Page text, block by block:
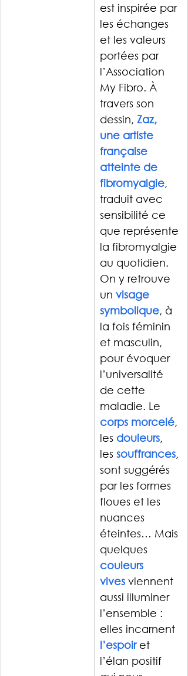
est inspirée par
les échanges
et les valeurs
portées par
l’Association
My Fibro. À
travers son
dessin, Zaz,
une artiste
française
atteinte de
fibromyalgie,
traduit avec
sensibilité ce
que représente
la fibromyalgie
au quotidien.
On y retrouve
un visage
symbolique, à
la fois féminin
et masculin,
pour évoquer
l’universalité
de cette
maladie. Le
corps morcelé,
les douleurs,
les souffrances,
sont suggérés
par les formes
floues et les
nuances
éteintes… Mais
quelques
couleurs
vives viennent
aussi illuminer
l’ensemble :
elles incarnent
l’espoir et
l’élan positif